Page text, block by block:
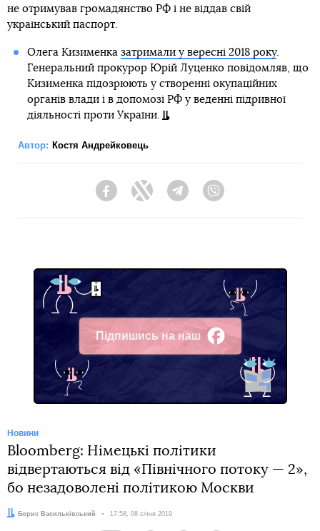
не отримував громадянство РФ і не віддав свій
український паспорт.
Олега Кизименка затримали у вересні 2018 року.
Генеральний прокурор Юрій Луценко повідомляв, що
Кизименка підозрюють у створенні окупаційних
органів влади і в допомозі РФ у веденні підривної
діяльності проти України.
Автор: Костя Андрейковець
FacebookTwitter Telegram
Підпишись на наш
Facebook
Новини
Bloomberg: Німецькі політики
відвертаються від «Північного потоку — 2»,
бо незадоволені політикою Москви
Автор:Борис Васильківський Дата:
17:58, 08 січня 2019